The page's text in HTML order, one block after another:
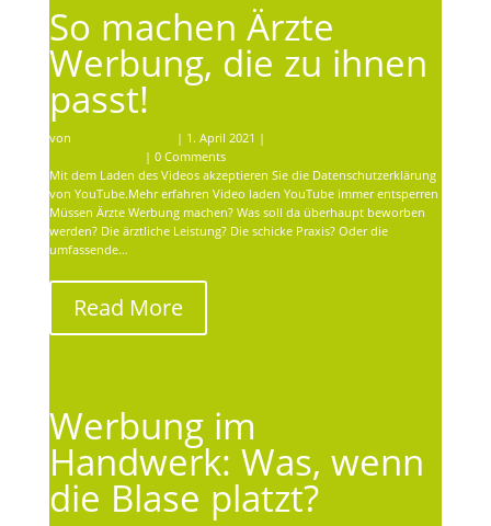
So machen Ärzte
Werbung, die zu ihnen
passt!
von | 1. April 2021 |
| 0 Comments
Mit dem Laden des Videos akzeptieren Sie die Datenschutzerklärung
von YouTube.Mehr erfahren Video laden YouTube immer entsperren
Müssen Ärzte Werbung machen? Was soll da überhaupt beworben
werden? Die ärztliche Leistung? Die schicke Praxis? Oder die
umfassende…
Read More
Werbung im
Handwerk: Was, wenn
die Blase platzt?